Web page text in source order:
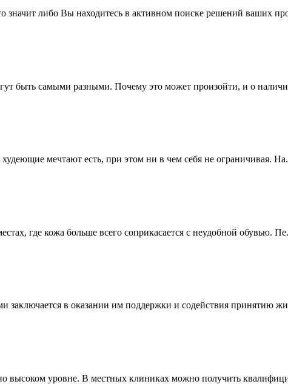
значит либо Вы находитесь в активном поиске решений ваших
быть самыми разными. Почему это может произойти, и о
мечтают есть, при этом ни в чем себя не ограничивая.
где кожа больше всего соприкасается с неудобной обувью.
заключается в оказании им поддержки и содействия принятию
высоком уровне. В местных клиниках можно получить